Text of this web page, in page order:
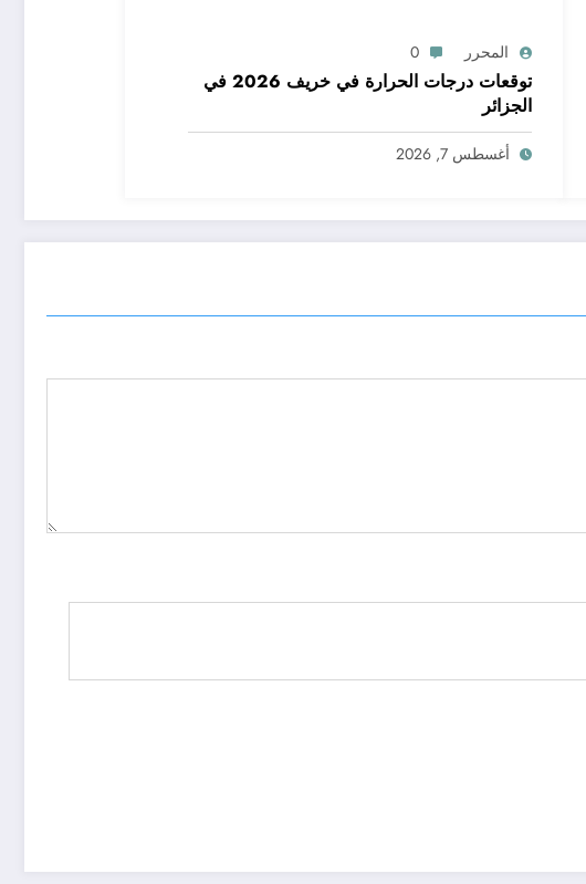
المحرر 0
توقعات درجات الحرارة في خريف 2026 في
الجزائر
أغسطس 7, 2026